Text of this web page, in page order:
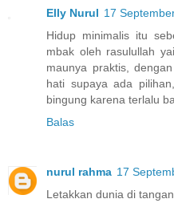
Elly Nurul 17
Hidup minimalis itu
mbak oleh rasulullah
maunya praktis,
hati supaya ada
bingung karena terlalu
Balas
nurul rahma 17
Letakkan dunia di